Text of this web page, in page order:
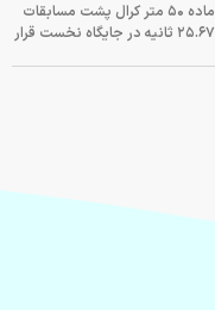
هومر عباسی، شناگر تیم ملی ایران، در دور مقدماتی ماده ۵۰ متر کرال پشت مسابقات